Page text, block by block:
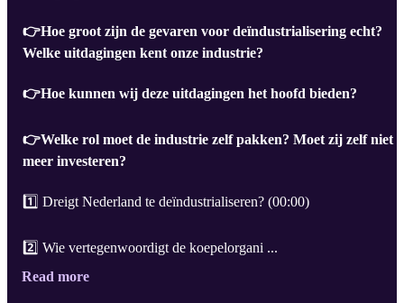
👉Hoe groot zijn de gevaren voor deïndustrialisering echt?
Welke uitdagingen kent onze industrie?
👉Hoe kunnen wij deze uitdagingen het hoofd bieden?
👉Welke rol moet de industrie zelf pakken? Moet zij zelf niet
meer investeren?
1️⃣ Dreigt Nederland te deïndustrialiseren? (00:00)
2️⃣ Wie vertegenwoordigt de koepelorgani ...
Read more